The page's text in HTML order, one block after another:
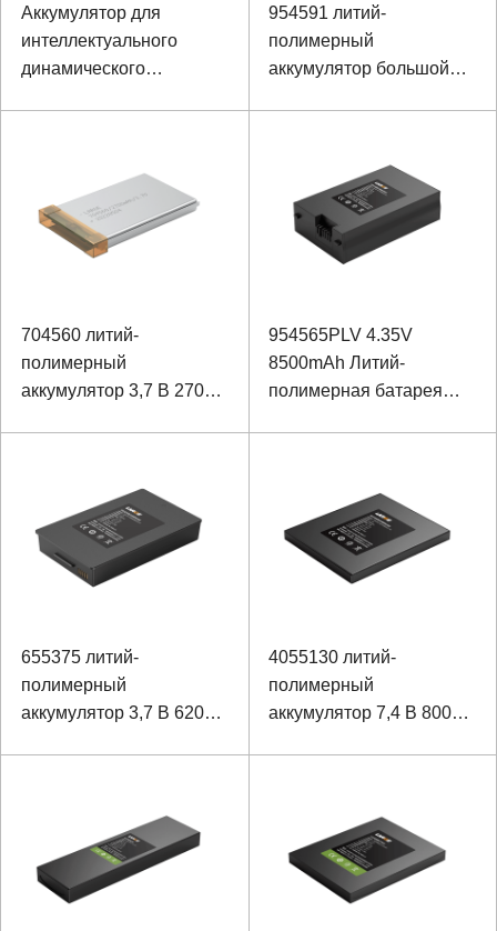
Аккумулятор для
интеллектуального
динамического
954591 литий-
полимерный
аккумулятор большой
704560 литий-
полимерный
аккумулятор 3,7 В 2700
954565PLV 4.35V
8500mAh Литий-
полимерная батарея
655375 литий-
полимерный
аккумулятор 3,7 В 6200
4055130 литий-
полимерный
аккумулятор 7,4 В 8000